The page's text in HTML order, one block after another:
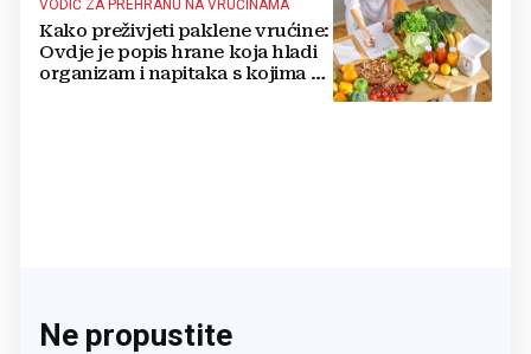
VODIČ ZA PREHRANU NA VRUĆINAMA
Kako preživjeti paklene vrućine:
Ovdje je popis hrane koja hladi
organizam i napitaka s kojima si
Ne propustite